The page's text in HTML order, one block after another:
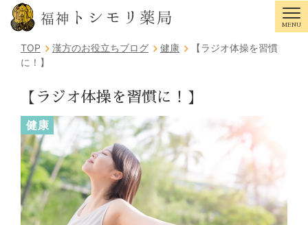
福神 トシモリ薬局 MENU
TOP
漢方のお役立ちブログ 健康
【ラジオ体操を習慣
に！】
【ラジオ体操を習慣に！】
健康